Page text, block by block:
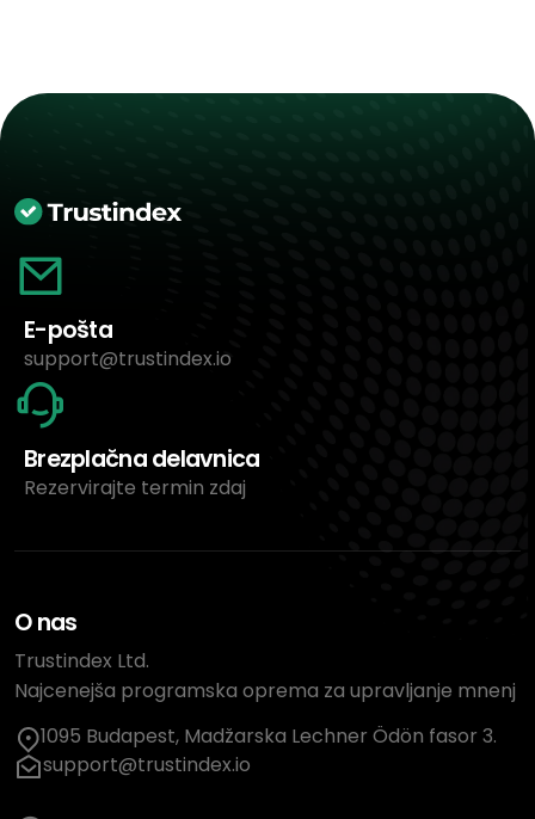
E-pošta
support@trustindex.io
Brezplačna delavnica
Rezervirajte termin zdaj
O nas
Trustindex Ltd.
Najcenejša programska oprema za upravljanje mnenj
1095 Budapest, Madžarska Lechner Ödön fasor 3.
support@trustindex.io